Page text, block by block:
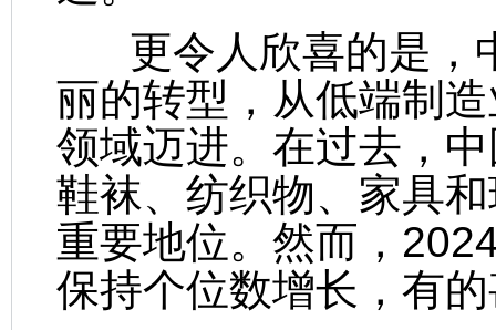
更令人欣喜的是，
丽的转型，从低端制
领域迈进。在过去，
鞋袜、纺织物、家具
重要地位。然而，
保持个位数增长，有